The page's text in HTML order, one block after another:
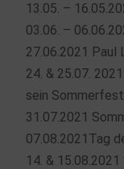
13.05. –
03.06. –
27.06.2021 Paul
24. & 25.07.
sein Sommerfest
31.07.2021
07.08.2021Tag
14. &